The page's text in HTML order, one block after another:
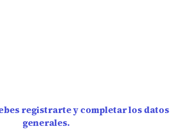
registrarte y completar los datos
generales.